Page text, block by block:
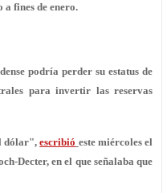
fines de enero.
podría perder su estatus de
para invertir las reservas
dólar",escribió este miércoles el
Decter, en el que señalaba que